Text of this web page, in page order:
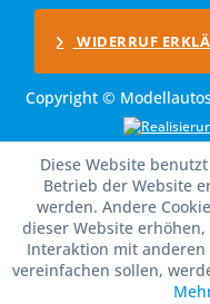
WIDERRUF
Copyright ©
Diese Website
Betrieb der Website
werden. Andere
dieser Website
Interaktion mit anderen
vereinfachen sollen,